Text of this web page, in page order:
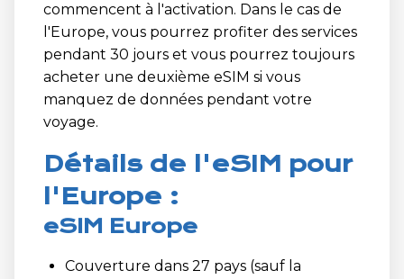
commencent à l'activation. Dans le cas de
l'Europe, vous pourrez profiter des services
pendant 30 jours et vous pourrez toujours
acheter une deuxième eSIM si vous
manquez de données pendant votre
voyage.
Détails de l'eSIM pour
l'Europe :
eSIM Europe
Couverture dans 27 pays (sauf la